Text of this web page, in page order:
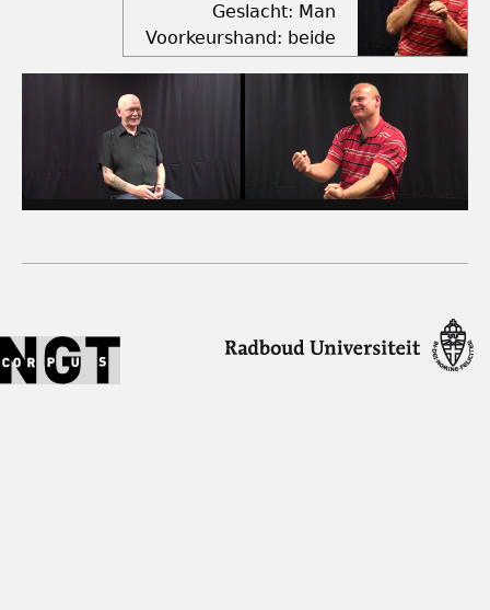
Geslacht: Man
Voorkeurshand: beide